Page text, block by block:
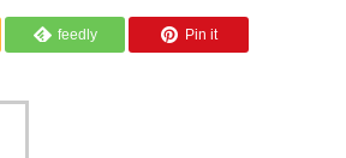
feedly Pin it